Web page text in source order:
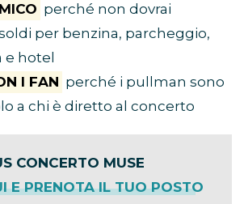
perché non dovrai
per benzina, parcheggio,
e hotel
I FAN perché i pullman sono
a chi è diretto al concerto
CONCERTO MUSE
E PRENOTA IL TUO POSTO